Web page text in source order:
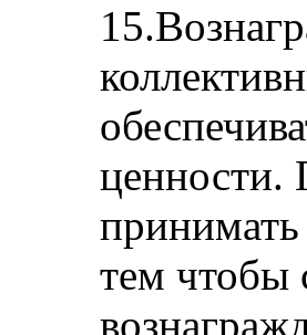
ценности.
принимать
тем чтобы